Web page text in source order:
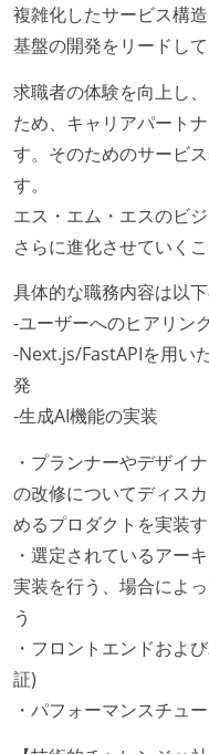
複雑化したサービス構
基盤の開発をリードして
求職者の体験を向上し
ため、キャリアパート
す。そのためのサービ
す。
エス・エム・エスのビ
さらに進化させていく
具体的な職務内容は以下
-ユーザーへのヒアリン
-Next.js/FastAPIを用い
発
-生成AI機能の実装
・プランナーやデザイ
の改修についてディス
めるプロダクトを実装
・選定されているアー
実装を行う、場合によ
う
・フロントエンドおよ
証)
・パフォーマンスチュ